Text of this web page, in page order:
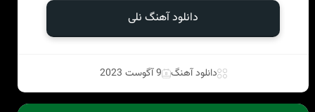
دانلود آهنگ نلی
دانلود آهنگ 9 آگوست 2023